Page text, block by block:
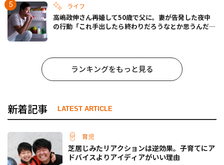
ライフ
高嶋政伸さん再婚して50歳で父に。妻が告発した夜中
の行動「これ手出したら終わりだろうなとか思うんだけ
ランキングをもっと見る
新着記事 LATEST ARTICLE
育児
芝居じみたリアクションは逆効果。子育てにア
ドバイスよりアイディアがいい理由